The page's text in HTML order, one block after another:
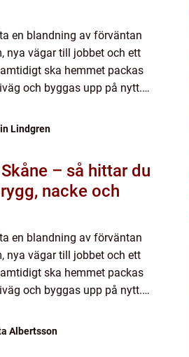
en blandning av förväntan
nya vägar till jobbet och ett
ska hemmet packas
och byggas upp på nytt.
Lindgren
– så hittar du
nacke och
en blandning av förväntan
nya vägar till jobbet och ett
ska hemmet packas
och byggas upp på nytt.
Albertsson